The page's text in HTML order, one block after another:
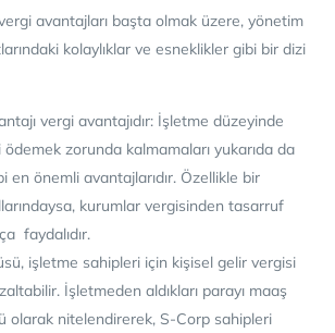
avantajları başta olmak üzere, yönetim
kolaylıklar ve esneklikler gibi bir dizi
vergi avantajıdır: İşletme düzeyinde
zorunda kalmamaları yukarıda da
en önemli avantajlarıdır. Özellikle bir
kurumlar vergisinden tasarruf
faydalıdır.
işletme sahipleri için kişisel gelir vergisi
İşletmeden aldıkları parayı maaş
olarak nitelendirerek, S-Corp sahipleri